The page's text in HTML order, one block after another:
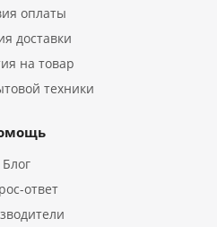
оплаты
доставки
на товар
техники
Блог
ответ